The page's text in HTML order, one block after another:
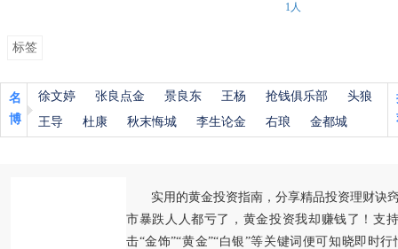
1人
标签
名
博
徐文婷 张良点金 景良东 王杨 抢钱俱乐部
头狼
王导
杜康 秋末悔城 李生论金 右琅 金都城
实用的黄金投资指南，分享精品投资理财诀
市暴跌人人都亏了，黄金投资我却赚钱了！支
击“金饰”“黄金”“白银”等关键词便可知晓即时